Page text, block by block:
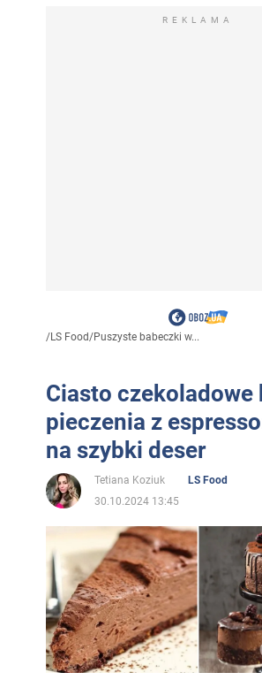
REKLAMA
/LS Food/Puszyste babeczki w...
Ciasto czekoladowe
pieczenia z
na szybki deser
Tetiana Koziuk
LS Food
30.10.2024 13:45